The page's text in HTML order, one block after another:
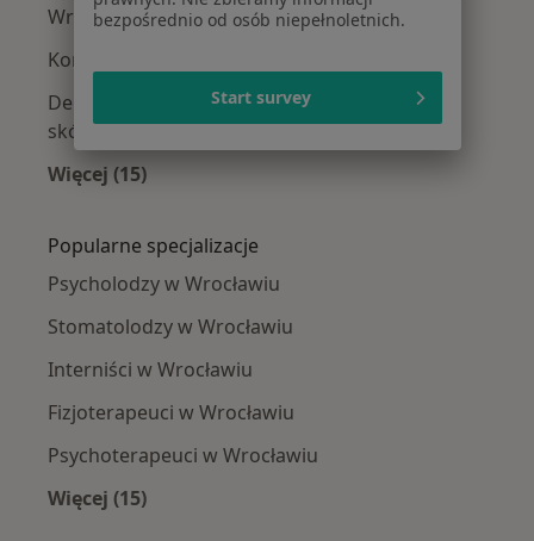
Wrocławiu
Konsultacja internistyczna w Wrocławiu
Dermatoskopia – ocena znamion, guzków
skórnych w Wrocławiu
Więcej (15)
Popularne specjalizacje
Psycholodzy w Wrocławiu
Stomatolodzy w Wrocławiu
Interniści w Wrocławiu
Fizjoterapeuci w Wrocławiu
Psychoterapeuci w Wrocławiu
Więcej (15)
bezpośrednio od osób niepełnoletnich.
Start survey